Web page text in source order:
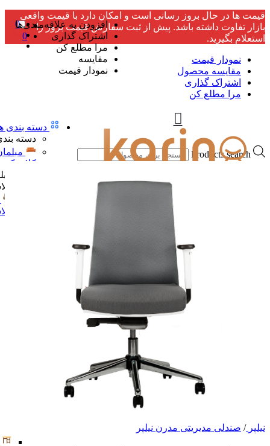
قیمت ها در حال بروز رسانی است و امکان دارد با قیمت واقعی
بازار تفاوت داشته باشد. پیش از ثبت سفارش قیمت بروز را
استعلام بگیرید.
نمودار قیمت
مقایسه محصول
اشتراک گذاری
مرا مطلع کن
0
0
دسته بندی
دسته
کلاسیک
Products search
افزودن به علاقه‌مندی‌ها
اشتراک گذاری
مرا مطلع کن
مقایسه
نمودار قیمت
نیلپر / صندلی مدیریتی مدرن نیلپر